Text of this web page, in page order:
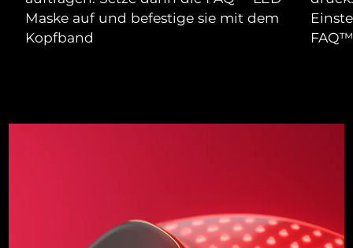
Maske auf und befestige sie mit dem
Kopfband